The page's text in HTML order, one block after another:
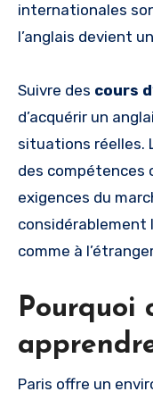
internationales
l’anglais devient
Suivre des cours
d’acquérir un
situations réelles.
des compétences
exigences du
considérablement
comme à
Pourquoi
Paris offre un